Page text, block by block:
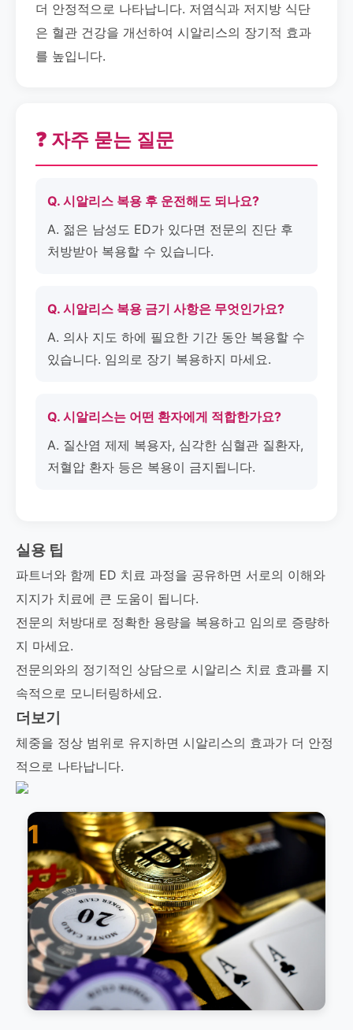
더 안정적으로 나타납니다. 저염식과 저지방 식단
은 혈관 건강을 개선하여 시알리스의 장기적 효과
를 높입니다.
❓ 자주 묻는 질문
Q. 시알리스 복용 후 운전해도 되나요?
A. 젊은 남성도 ED가 있다면 전문의 진단 후
처방받아 복용할 수 있습니다.
Q. 시알리스 복용 금기 사항은 무엇인가요?
A. 의사 지도 하에 필요한 기간 동안 복용할 수
있습니다. 임의로 장기 복용하지 마세요.
Q. 시알리스는 어떤 환자에게 적합한가요?
A. 질산염 제제 복용자, 심각한 심혈관 질환자,
저혈압 환자 등은 복용이 금지됩니다.
실용 팁
파트너와 함께 ED 치료 과정을 공유하면 서로의 이해와
지지가 치료에 큰 도움이 됩니다.
전문의 처방대로 정확한 용량을 복용하고 임의로 증량하
지 마세요.
전문의와의 정기적인 상담으로 시알리스 치료 효과를 지
속적으로 모니터링하세요.
더보기
체중을 정상 범위로 유지하면 시알리스의 효과가 더 안정
적으로 나타납니다.
1